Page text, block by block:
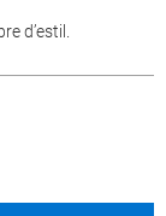
d’estil.